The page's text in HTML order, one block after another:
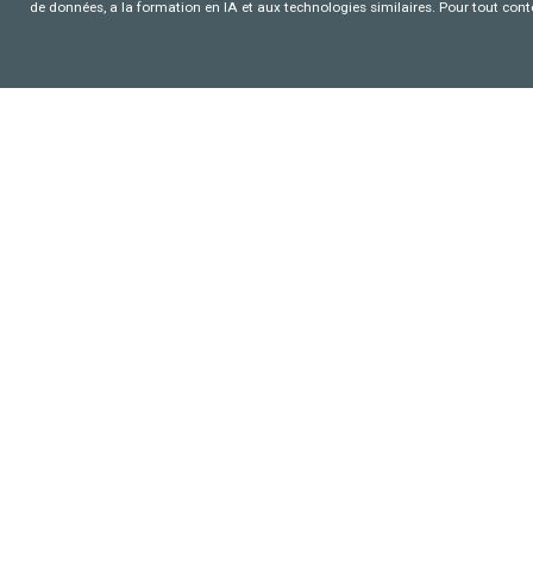
de données, a la formation en IA et aux technologies similaires. Pour tout